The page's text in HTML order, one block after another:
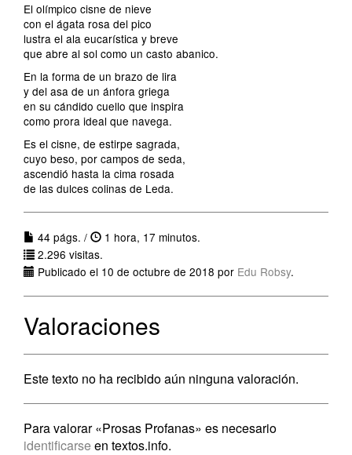
El olímpico cisne de nieve
con el ágata rosa del pico
lustra el ala eucarística y breve
que abre al sol como un casto abanico.
En la forma de un brazo de lira
y del asa de un ánfora griega
en su cándido cuello que inspira
como prora ideal que navega.
Es el cisne, de estirpe sagrada,
cuyo beso, por campos de seda,
ascendió hasta la cima rosada
de las dulces colinas de Leda.
44 págs. /
1 hora, 17 minutos.
2.296 visitas.
Publicado el 10 de octubre de 2018 por Edu Robsy.
Valoraciones
Este texto no ha recibido aún ninguna valoración.
Para valorar «Prosas Profanas» es necesario
identificarse en textos.info.